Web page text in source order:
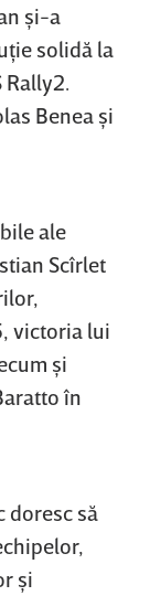
şi-a
solidă la
Benea şi
ale
Scîrlet
victoria lui
şi
în
doresc să
şi